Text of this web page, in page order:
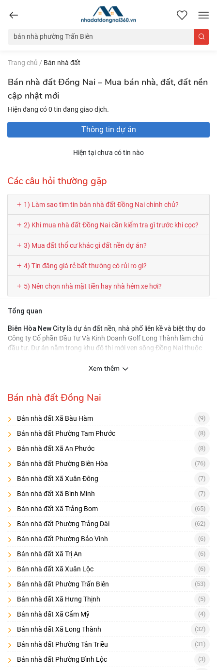
nhadatdongnai360.vn
Trang chủ / Bán nhà đất
Bán nhà đất Đồng Nai – Mua bán nhà, đất, đất nền
cập nhật mới
Hiện đang có 0 tin đang giao dịch.
Thông tin dự án
Hiện tại chưa có tin nào
Các câu hỏi thường gặp
1) Làm sao tìm tin bán nhà đất Đồng Nai chính chủ?
2) Khi mua nhà đất Đồng Nai cần kiểm tra gì trước khi cọc?
3) Mua đất thổ cư khác gì đất nền dự án?
4) Tin đăng giá rẻ bất thường có rủi ro gì?
5) Nên chọn nhà mặt tiền hay nhà hẻm xe hơi?
Tổng quan
Biên Hòa New City là dự án đất nền, nhà phố liên kề và biệt thự do
Công ty Cổ phần Đầu Tư Và Kinh Doanh Golf Long Thành làm chủ
đầu tư. Dự án nằm trong khu đô thị mới ven sông Đồng Nai thuộc
độ xây dựng 31%, gồm 3.625 nền nhà biệt thự, liền kề diện tích từ
Với vị trí đắc địa gần kề sân Golf Long Thành - Lá phổi xanh của TP.
Biên Hòa, với 3 mặt đều được bao quanh bởi sông Đồng Nai, Biên
Hoà New City hứa hẹn sẽ trở thành một nơi an cư tuyệt vời với chất
lượng sống tốt, bầu không khí trong lành và môi trường an ninh.
Xem thêm
Bán nhà đất Đồng Nai
Bán nhà đất Xã Bàu Hàm (9)
Bán nhà đất Phường Tam Phước (8)
Bán nhà đất Xã An Phước (8)
Bán nhà đất Phường Biên Hòa (76)
Bán nhà đất Xã Xuân Đông (7)
Bán nhà đất Xã Bình Minh (7)
Bán nhà đất Xã Trảng Bom (65)
Bán nhà đất Phường Trảng Dài (62)
Bán nhà đất Phường Bảo Vinh (6)
Bán nhà đất Xã Trị An (6)
Bán nhà đất Xã Xuân Lộc (6)
Bán nhà đất Phường Trấn Biên (53)
Bán nhà đất Xã Hưng Thịnh (5)
Bán nhà đất Xã Cẩm Mỹ (4)
Bán nhà đất Xã Long Thành (32)
Bán nhà đất Phường Tân Triều (31)
Bán nhà đất Phường Bình Lộc (3)